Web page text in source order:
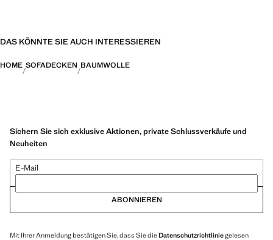
DAS KÖNNTE SIE AUCH INTERESSIEREN
HOME SOFADECKEN BAUMWOLLE
Sichern Sie sich exklusive Aktionen, private Schlussverkäufe und
Neuheiten
E-Mail
ABONNIEREN
Mit Ihrer Anmeldung bestätigen Sie, dass Sie dieDatenschutzrichtliniegelesen